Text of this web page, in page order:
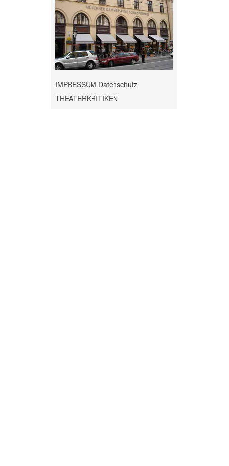
IMPRESSUM Datenschutz
THEATERKRITIKEN